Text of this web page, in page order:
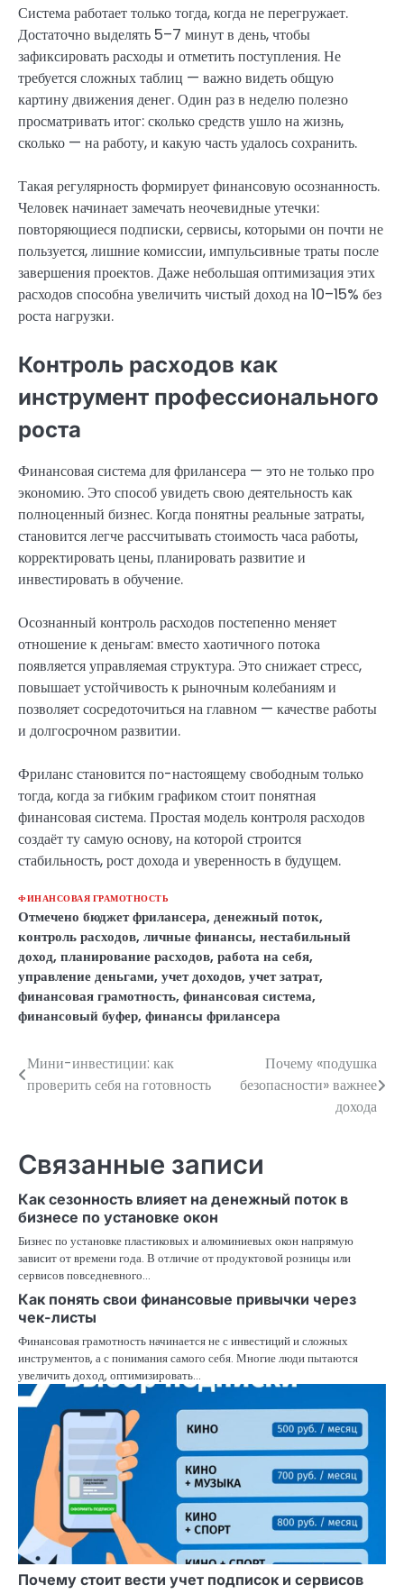
Система работает только тогда, когда не перегружает.
Достаточно выделять 5–7 минут в день, чтобы
зафиксировать расходы и отметить поступления. Не
требуется сложных таблиц — важно видеть общую
картину движения денег. Один раз в неделю полезно
просматривать итог: сколько средств ушло на жизнь,
сколько — на работу, и какую часть удалось сохранить.
Такая регулярность формирует финансовую осознанность.
Человек начинает замечать неочевидные утечки:
повторяющиеся подписки, сервисы, которыми он почти не
пользуется, лишние комиссии, импульсивные траты после
завершения проектов. Даже небольшая оптимизация этих
расходов способна увеличить чистый доход на 10–15% без
роста нагрузки.
Контроль расходов как
инструмент профессионального
роста
Финансовая система для фрилансера — это не только про
экономию. Это способ увидеть свою деятельность как
полноценный бизнес. Когда понятны реальные затраты,
становится легче рассчитывать стоимость часа работы,
корректировать цены, планировать развитие и
инвестировать в обучение.
Осознанный контроль расходов постепенно меняет
отношение к деньгам: вместо хаотичного потока
появляется управляемая структура. Это снижает стресс,
повышает устойчивость к рыночным колебаниям и
позволяет сосредоточиться на главном — качестве работы
и долгосрочном развитии.
Фриланс становится по-настоящему свободным только
тогда, когда за гибким графиком стоит понятная
финансовая система. Простая модель контроля расходов
создаёт ту самую основу, на которой строится
стабильность, рост дохода и уверенность в будущем.
ФИНАНСОВАЯ ГРАМОТНОСТЬ
Отмечено бюджет фрилансера, денежный поток,
контроль расходов, личные финансы, нестабильный
доход, планирование расходов, работа на себя,
управление деньгами, учет доходов, учет затрат,
финансовая грамотность, финансовая система,
финансовый буфер, финансы фрилансера
Навигация
по
Мини-инвестиции: как
проверить себя на готовность
Почему «подушка
безопасности» важнее
дохода
Связанные записи
Как сезонность влияет на денежный поток в
бизнесе по установке окон
Бизнес по установке пластиковых и алюминиевых окон напрямую
зависит от времени года. В отличие от продуктовой розницы или
сервисов повседневного…
Как понять свои финансовые привычки через
чек-листы
Финансовая грамотность начинается не с инвестиций и сложных
инструментов, а с понимания самого себя. Многие люди пытаются
увеличить доход, оптимизировать…
Почему стоит вести учет подписок и сервисов